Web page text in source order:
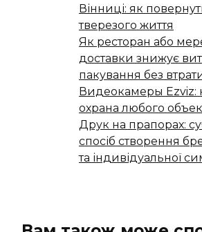
Вінниці: як
тверезого життя
Як ресторан або
доставки знижує
пакування без
Видеокамеры Ezviz:
охрана любого
Друк на прапорах:
спосіб створення
та індивідуальної